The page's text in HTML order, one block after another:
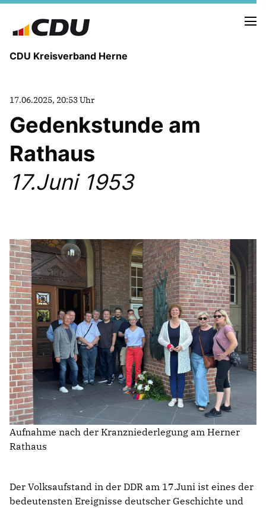
CDU Kreisverband Herne
ORTSVERBÄNDE
FOTOS
17.06.2025, 20:53 Uhr
Gedenkstunde am
Rathaus
17.Juni 1953
Der Volksaufstand in der DDR am 17.Juni ist eines der
bedeutensten Ereignisse deutscher Geschichte und
Aufnahme nach der Kranzniederlegung am Herner
Rathaus